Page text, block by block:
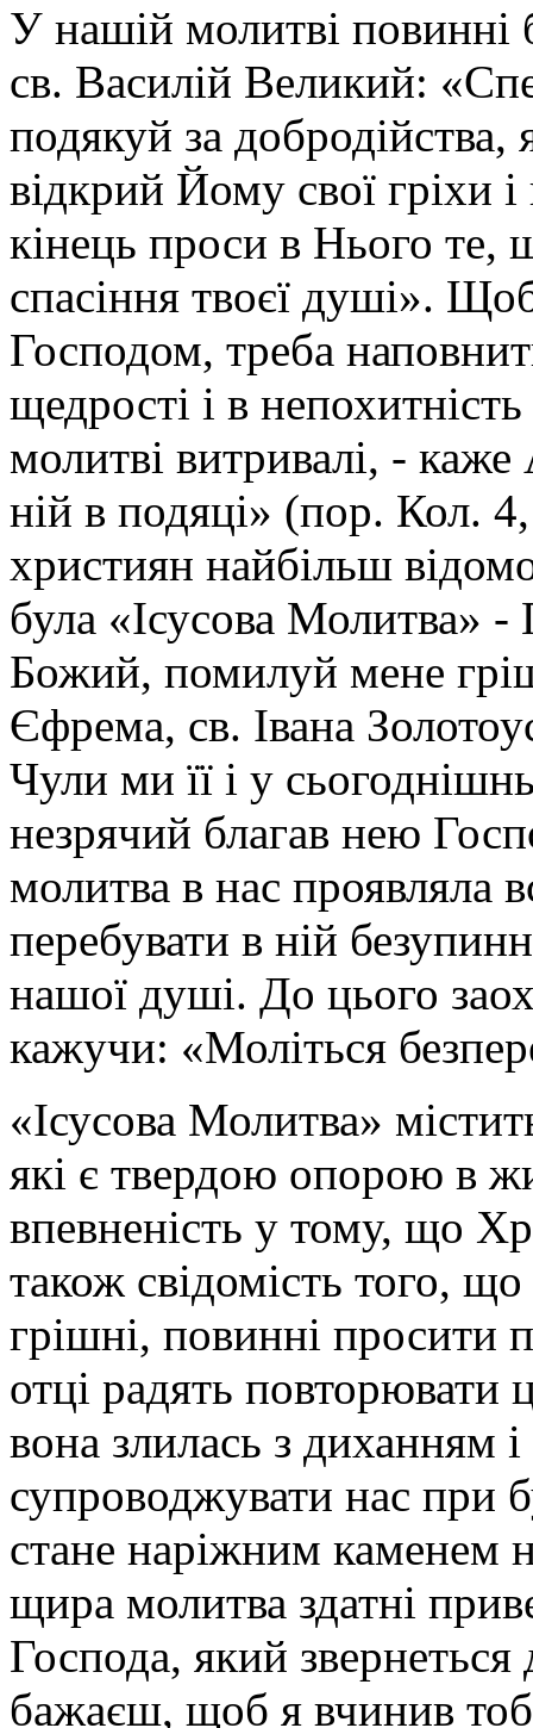
У нашій молитві повинні
св. Василій Великий:
подякуй за добродійства,
відкрий Йому свої гріхи
кінець проси в Нього те,
спасіння твоєї душі».
Господом, треба
щедрості і в
молитві витривалі, -
ній в подяці» (пор. Кол.
християн найбільш
була «Ісусова Молитва»
Божий, помилуй мене
Єфрема, св. Івана
Чули ми її і у
незрячий благав нею
молитва в нас проявляла
перебувати в ній
нашої душі. До цього
кажучи: «Моліться
«Ісусова Молитва»
які є твердою опорою в
впевненість у тому, що
також свідомість того,
грішні, повинні просити
отці радять
вона злилась з диханням
супроводжувати нас при
стане наріжним каменем
щира молитва здатні
Господа, який
бажаєш, щоб я вчинив